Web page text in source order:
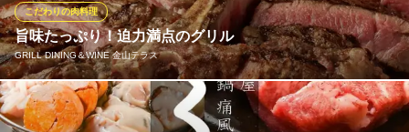
金山で本場韓国料理
名鉄名古屋本線金山駅 徒歩4分
愛知県名古屋市熱田区波寄町22-9
旨味たっぷり！迫力満点のグリル
GRILL DINING＆WINE 金山テラス
こだわりの肉料理
やわらかなヒレ肉と脂の乗ったサーロインを一度に味わえる名物
料理「Tボーンステーキ」。テラスではブラックアンガス牛を10k